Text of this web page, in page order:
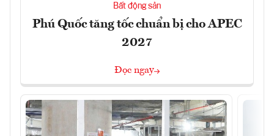
Bất động sản
Phú Quốc tăng tốc chuẩn bị cho APEC
2027
Đọc ngay